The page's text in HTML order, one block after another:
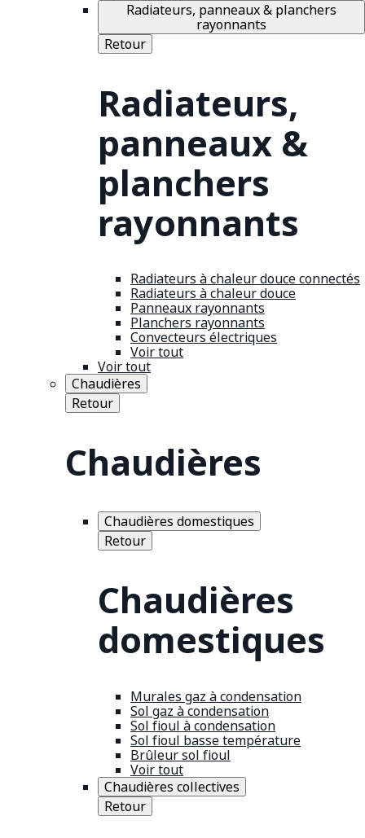
Radiateurs, panneaux & planchers
rayonnants
Retour
Radiateurs,
panneaux &
planchers
rayonnants
Radiateurs à chaleur douce connectés
Radiateurs à chaleur douce
Panneaux rayonnants
Planchers rayonnants
Convecteurs électriques
Voir tout
Voir tout
Chaudières
Retour
Chaudières
Chaudières domestiques
Retour
Chaudières
domestiques
Murales gaz à condensation
Sol gaz à condensation
Sol fioul à condensation
Sol fioul basse température
Brûleur sol fioul
Voir tout
Chaudières collectives
Retour